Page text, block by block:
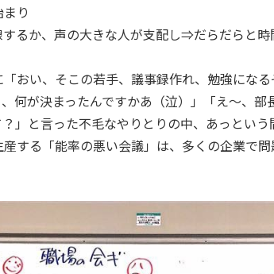
り
るか、声の大きな人が支配し⇒だらだらと時
おい、そこの若手、議事録作れ、勉強にな
何が決まったんですかあ（泣）」「え～、
」と言った不毛なやりとりの中、あっとい
する「能率の悪い会議」は、多くの企業で問